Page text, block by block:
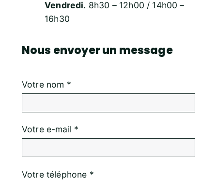
Vendredi. 8h30 – 12h00 / 14h00 –
16h30
Nous envoyer un message
Votre nom *
Votre e-mail *
Votre téléphone *